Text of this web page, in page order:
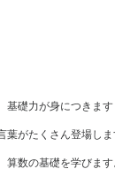
礎力が身につきます
がたくさん登場し
数の基礎を学びます